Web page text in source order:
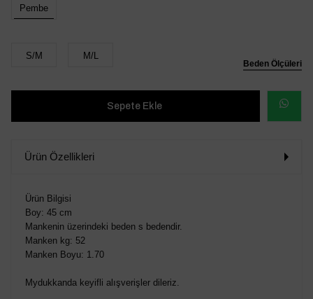
Beden Ölçüleri
Pembe
S/M M/L
SİPARİŞ
Ürün Özellikleri
Ürün Bilgisi
Boy: 45 cm
Mankenin üzerindeki beden s bedendir.
Manken kg: 52
Manken Boyu: 1.70
Mydukkanda keyifli alışverişler dileriz.